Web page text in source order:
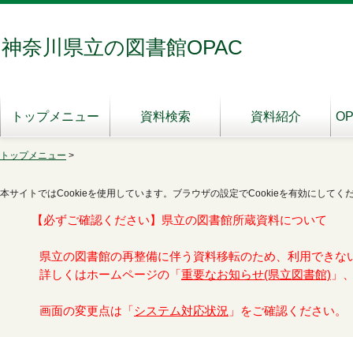
神奈川県立の図書館OPAC
トップメニュー 資料検索 資料紹介
トップメニュー >
本サイトではCookieを使用しています。ブラウザの設定でCookieを有効にしてく
【必ずご確認ください】県立の図書館所蔵資料について
県立の図書館の再整備に伴う資料移転のため、利用できな
詳しくはホームページの「 重要なお知らせ(県立図書館) 」
画面の変更点は「 システム対応状況 」をご確認ください。